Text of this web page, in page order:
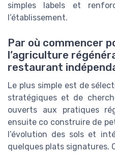
simples labels et
l’établissement.
Par où commencer
l’agriculture
restaurant
Le plus simple est de
stratégiques et de
ouverts aux pratiques
ensuite co construire de
l’évolution des sols et
quelques plats signatures.